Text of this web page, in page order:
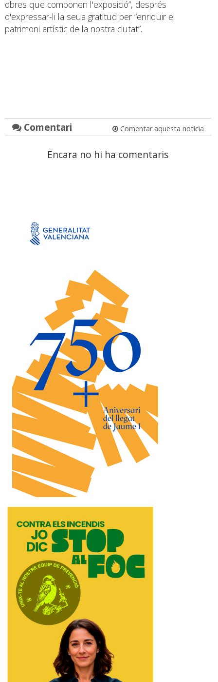
obres que componen l'exposició”, després
d'expressar-li la seua gratitud per “enriquir el
patrimoni artístic de la nostra ciutat”.
Comentari Comentar aquesta notícia
Encara no hi ha comentaris